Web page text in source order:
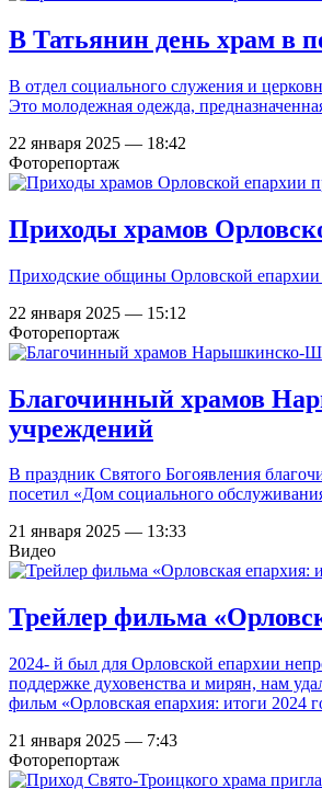
В Татьянин день храм в
В отдел социального служения и
Это молодежная одежда,
22 января 2025 — 18:42
Фоторепортаж
Приходы храмов
Приходские общины Орловской
22 января 2025 — 15:12
Фоторепортаж
Благочинный храмов
учреждений
В праздник Святого Богоявления
посетил «Дом социального
21 января 2025 — 13:33
Видео
Трейлер фильма
2024- й был для Орловской епархии
поддержке духовенства и мирян, нам
фильм «Орловская епархия: итоги 2024
21 января 2025 — 7:43
Фоторепортаж